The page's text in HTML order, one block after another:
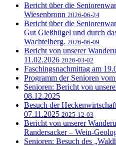
Bericht über die
Wiesenbronn 2026-06-24
Bericht über die
Gut Gießhügel und durch
Wachtelberg. 2026-06-09
Bericht von unserer
11.02.2026 2026-03-02
Faschingsnachmittag am
Programm der Senioren
Senioren: Bericht von
08.12.2025
Besuch der
07.11.2025 2025-12-03
Bericht von unserer
Randersacker – Wein-
Senioren: Besuch des